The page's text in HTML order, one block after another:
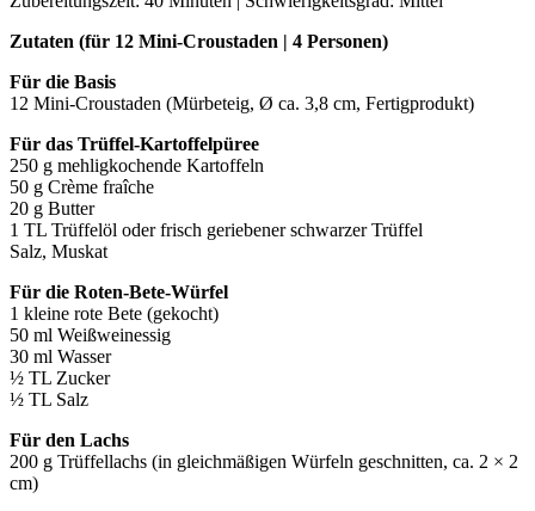
Zutaten (für 12 Mini-Croustaden | 4 Personen)
Für die Basis
12 Mini-Croustaden (Mürbeteig, Ø ca. 3,8 cm, Fertigprodukt)
Für das Trüffel-Kartoffelpüree
250 g mehligkochende Kartoffeln
50 g Crème fraîche
20 g Butter
1 TL Trüffelöl oder frisch geriebener schwarzer Trüffel
Salz, Muskat
Für die Roten-Bete-Würfel
1 kleine rote Bete (gekocht)
50 ml Weißweinessig
30 ml Wasser
½ TL Zucker
½ TL Salz
Für den Lachs
200 g Trüffellachs (in gleichmäßigen Würfeln geschnitten, ca. 2 × 2
cm)